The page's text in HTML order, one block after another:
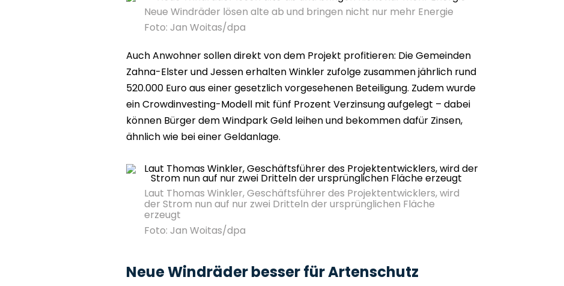
Neue Windräder lösen alte ab und bringen nicht nur mehr Energie
Foto: Jan Woitas/dpa
Auch Anwohner sollen direkt von dem Projekt profitieren: Die Gemeinden
Zahna-Elster und Jessen erhalten Winkler zufolge zusammen jährlich rund
520.000 Euro aus einer gesetzlich vorgesehenen Beteiligung. Zudem wurde
ein Crowdinvesting-Modell mit fünf Prozent Verzinsung aufgelegt – dabei
können Bürger dem Windpark Geld leihen und bekommen dafür Zinsen,
ähnlich wie bei einer Geldanlage.
Laut Thomas Winkler, Geschäftsführer des Projektentwicklers, wird
der Strom nun auf nur zwei Dritteln der ursprünglichen Fläche
erzeugt
Foto: Jan Woitas/dpa
Neue Windräder besser für Artenschutz